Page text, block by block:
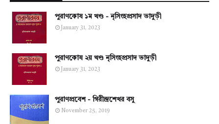
পুরাণকোষ ১ম খণ্ড - নৃসিংহপ্রসাদ ভাদুড়ী
January 31, 2023
পুরাণকোষ ২য় খণ্ড নৃসিংহপ্রসাদ ভাদুড়ী
January 31, 2023
পুরাণপ্রবেশ - গিরীন্দ্রশেখর বসু
November 25, 2019